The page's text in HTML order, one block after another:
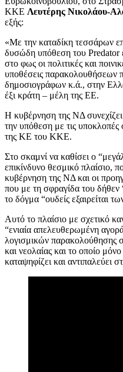
ΚΚΕ Λευτέρης Νικολάου-
εξής:
«Με την καταδίκη τεσσάρων
δυσώδη υπόθεση του Predator
στο φως οι πολιτικές και
υποθέσεις παρακολουθήσεων
δημοσιογράφων κ.ά., στην
έξι κράτη – μέλη της ΕΕ.
Η κυβέρνηση της ΝΔ
την υπόθεση με τις
της ΚΕ του ΚΚΕ.
Στο σκαμνί να καθίσει ο
επικίνδυνο θεσμικό πλαίσιο,
κυβέρνηση της ΝΔ και οι
που με τη σφραγίδα του δήθεν
το δόγμα “ουδείς εξαιρείται
Αυτό το πλαίσιο με σχετικό
“ενιαία απελευθερωμένη
λογισμικών παρακολούθησης
και νεολαίας και το οποίο
καταψηφίζει και αντιπαλεύει